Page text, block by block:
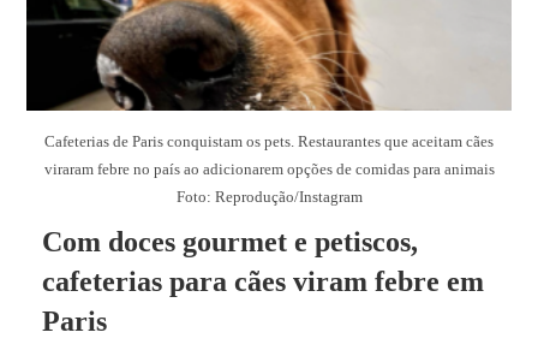
Cafeterias de Paris conquistam os pets. Restaurantes que aceitam cães
viraram febre no país ao adicionarem opções de comidas para animais
Foto: Reprodução/Instagram
Com doces gourmet e petiscos,
cafeterias para cães viram febre em
Paris